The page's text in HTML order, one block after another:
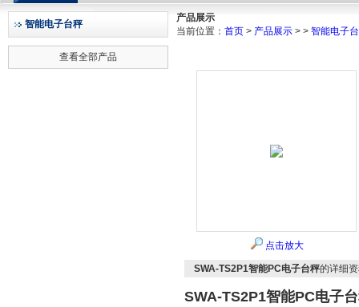
上海赞维衡器有限公司
2026-08-04
上海赞维ZLK700-4便携式汽车称重仪：深耕检测多年，凭精
户复购
智能电子台秤
查看全部产品
产品展示
当前位置： 首页 > 产品展示 > > 智能电子
点击放大
SWA-TS2P1智能PC电子台秤的详细
SWA-TS2P1智能PC电子